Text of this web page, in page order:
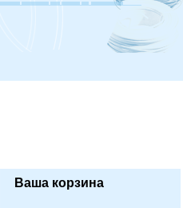
Ваша корзина